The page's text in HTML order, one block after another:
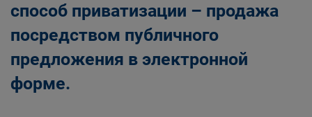
способ приватизации – продажа
посредством публичного
предложения в электронной
форме.